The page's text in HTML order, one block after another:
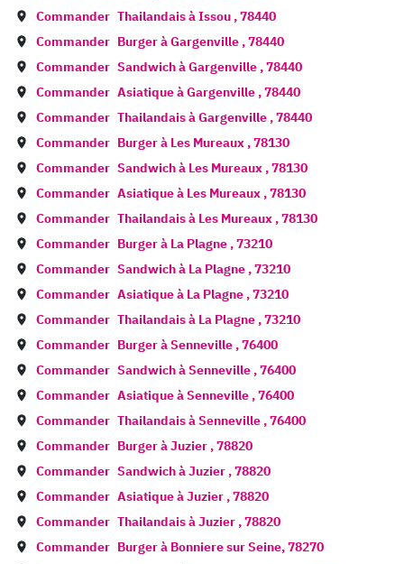
Commander Thailandais àIssou ,78440
Commander Burger àGargenville ,78440
Commander Sandwich àGargenville ,78440
Commander Asiatique àGargenville ,78440
Commander Thailandais àGargenville ,78440
Commander Burger à Les Mureaux ,78130
Commander Sandwich à Les Mureaux ,78130
Commander Asiatique à Les Mureaux ,78130
Commander Thailandais à Les Mureaux ,78130
Commander Burger à La Plagne ,73210
Commander Sandwich à La Plagne ,73210
Commander Asiatique à La Plagne ,73210
Commander Thailandais à La Plagne ,73210
Commander Burger àSenneville ,76400
Commander Sandwich àSenneville ,76400
Commander Asiatique àSenneville ,76400
Commander Thailandais àSenneville ,76400
Commander Burger àJuzier ,78820
Commander Sandwich àJuzier ,78820
Commander Asiatique àJuzier ,78820
Commander Thailandais àJuzier ,78820
Commander Burger à Bonniere sur Seine,78270